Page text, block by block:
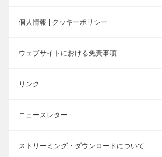
個人情報 | クッキーポリシー
ウェブサイトにおける免責事項
リンク
ニュースレター
ストリーミング・ダウンロードについて